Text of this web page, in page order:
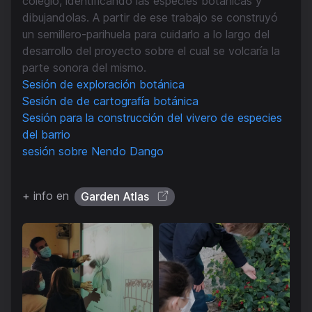
dibujandolas. A partir de ese trabajo se construyó
un semillero-parihuela para cuidarlo a lo largo del
desarrollo del proyecto sobre el cual se volcaría la
parte sonora del mismo.
Sesión de exploración botánica
Sesión de de cartografía botánica
Sesión para la construcción del vivero de especies
del barrio
sesión sobre Nendo Dango
+ info en Garden Atlas